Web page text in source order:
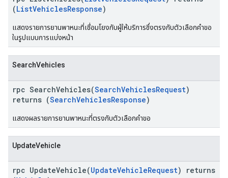
(ListVehiclesResponse)
แสดงรายการยานพาหนะที่เชื่อมโยงกับผู้ให้บริการซึ่งตรงกับตัวเลือกคำขอ
ในรูปแบบการแบ่งหน้า
SearchVehicles
rpc SearchVehicles(SearchVehiclesRequest)
returns (SearchVehiclesResponse)
แสดงผลรายการยานพาหนะที่ตรงกับตัวเลือกคำขอ
UpdateVehicle
rpc UpdateVehicle(UpdateVehicleRequest) returns